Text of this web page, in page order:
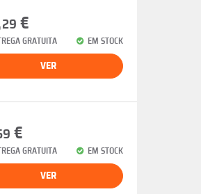
29 €
GRATUITA EM STOCK
VER
€
GRATUITA EM STOCK
VER